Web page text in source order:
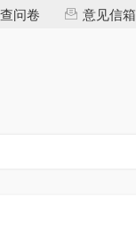
问卷 意见信箱